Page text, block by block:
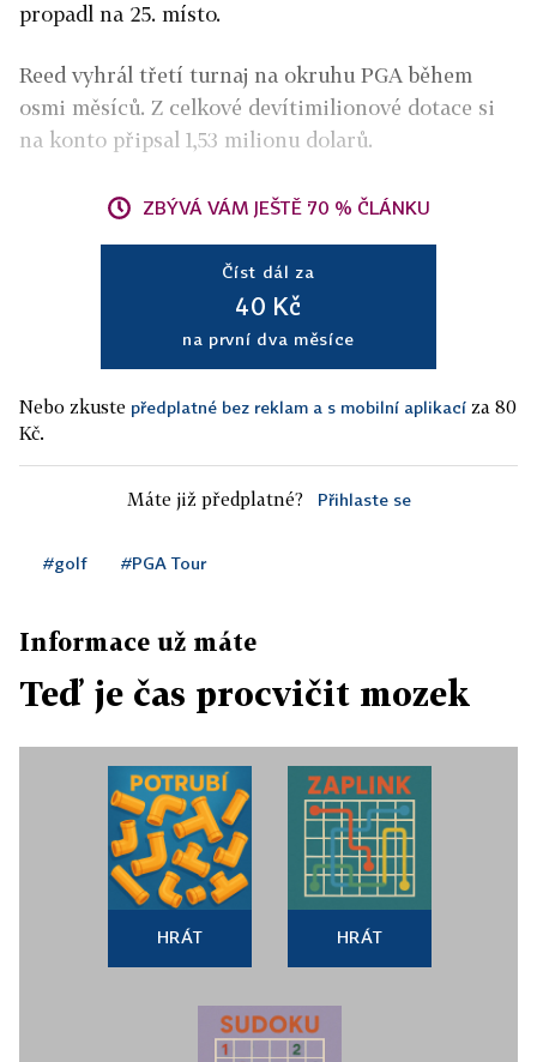
propadl na 25. místo.
Reed vyhrál třetí turnaj na okruhu PGA během
osmi měsíců. Z celkové devítimilionové dotace si
na konto připsal 1,53 milionu dolarů.
ZBÝVÁ VÁM JEŠTĚ 70 % ČLÁNKU
Číst dál za
40 Kč
na první dva měsíce
Nebo zkuste předplatné bez reklam a s mobilní aplikací za 80
Kč.
Máte již předplatné? Přihlaste se
#golf #PGA Tour
Informace už máte
Teď je čas procvičit mozek
HRÁT HRÁT